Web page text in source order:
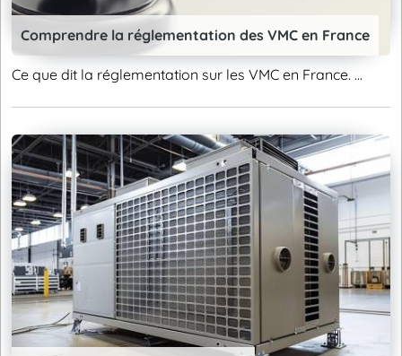
Comprendre la réglementation des VMC en France
Ce que dit la réglementation sur les VMC en France. ...